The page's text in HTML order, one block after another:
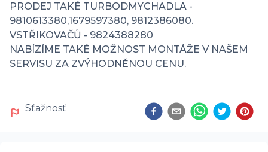
PRODEJ TAKÉ TURBODMYCHADLA -
9810613380,1679597380, 9812386080.
VSTŘIKOVAČŮ - 9824388280
NABÍZÍME TAKÉ MOŽNOST MONTÁŽE V NAŠEM
SERVISU ZA ZVÝHODNĚNOU CENU.
Sťažnosť